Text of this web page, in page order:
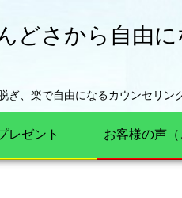
どさから自由に
脱ぎ、楽で自由になるカウンセ
レゼント お客様の声（